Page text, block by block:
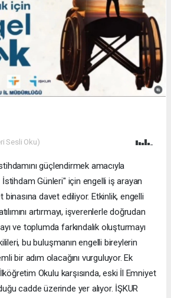
Sesli Oku)
güçlendirmek amacıyla
Günleri" için engelli iş arayan
davet ediliyor. Etkinlik, engelli
artırmayı, işverenlerle doğrudan
ve toplumda farkındalık oluşturmayı
bu buluşmanın engelli bireylerin
bir adım olacağını vurguluyor. Ek
Okulu karşısında, eski İl Emniyet
cadde üzerinde yer alıyor. İŞKUR